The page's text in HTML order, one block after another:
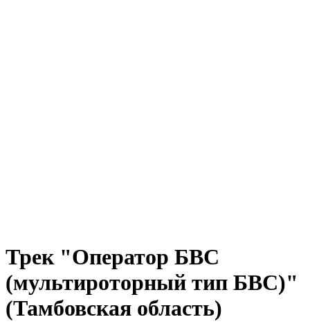
Трек "Оператор БВС
(мультироторный тип БВС)"
(Тамбовская область)